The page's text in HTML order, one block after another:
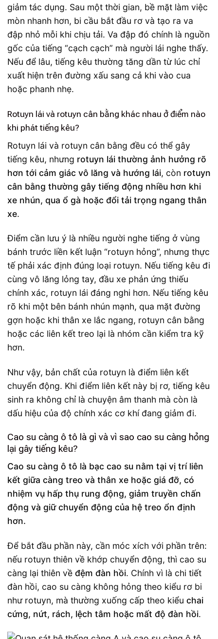
giảm tác dụng. Sau một thời gian, bề mặt làm việc
mòn nhanh hơn, bi cầu bắt đầu rơ và tạo ra va
đập nhỏ mỗi khi chịu tải. Va đập đó chính là nguồn
gốc của tiếng “cạch cạch” mà người lái nghe thấy.
Nếu để lâu, tiếng kêu thường tăng dần từ lúc chỉ
xuất hiện trên đường xấu sang cả khi vào cua
hoặc phanh nhẹ.
Rotuyn lái và rotuyn cân bằng khác nhau ở điểm nào
khi phát tiếng kêu?
Rotuyn lái và rotuyn cân bằng đều có thể gây
tiếng kêu, nhưng rotuyn lái thường ảnh hưởng rõ
hơn tới cảm giác vô lăng và hướng lái, còn rotuyn
cân bằng thường gây tiếng động nhiều hơn khi
xe nhún, qua ổ gà hoặc đổi tải trọng ngang thân
xe.
Điểm cần lưu ý là nhiều người nghe tiếng ở vùng
bánh trước liền kết luận “rotuyn hỏng”, nhưng thực
tế phải xác định đúng loại rotuyn. Nếu tiếng kêu đi
cùng vô lăng lỏng tay, đầu xe phản ứng thiếu
chính xác, rotuyn lái đáng nghi hơn. Nếu tiếng kêu
rõ khi một bên bánh nhún mạnh, qua mặt đường
gợn hoặc khi thân xe lắc ngang, rotuyn cân bằng
hoặc các liên kết treo lại là nhóm cần kiểm tra kỹ
hơn.
Như vậy, bản chất của rotuyn là điểm liên kết
chuyển động. Khi điểm liên kết này bị rơ, tiếng kêu
sinh ra không chỉ là chuyện âm thanh mà còn là
dấu hiệu của độ chính xác cơ khí đang giảm đi.
Cao su càng ô tô là gì và vì sao cao su càng hỏng
lại gây tiếng kêu?
Cao su càng ô tô là bạc cao su nằm tại vị trí liên
kết giữa càng treo và thân xe hoặc giá đỡ, có
nhiệm vụ hấp thụ rung động, giảm truyền chấn
động và giữ chuyển động của hệ treo ổn định
hơn.
Để bắt đầu phần này, cần móc xích với phần trên:
nếu rotuyn thiên về khớp chuyển động, thì cao su
càng lại thiên về đệm đàn hồi. Chính vì là chi tiết
đàn hồi, cao su càng không hỏng theo kiểu rơ bi
như rotuyn, mà thường xuống cấp theo kiểu chai
cứng, nứt, rách, lệch tâm hoặc mất độ đàn hồi.